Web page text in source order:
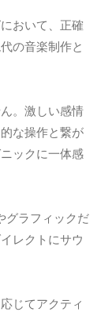
おいて、正確
の音楽制作と
。激しい感情
な操作と繋が
ックに一体感
グラフィックだ
レクトにサウ
じてアクティ